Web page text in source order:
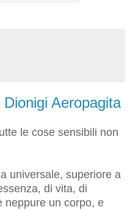
Aeropagita
le cose sensibili non
universale, superiore a
di vita, di
neppure un corpo, e